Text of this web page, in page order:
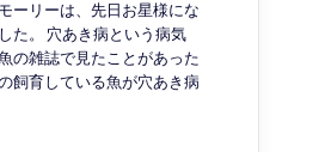
ーリーは、先日お星様にな
た。 穴あき病という病気
の雑誌で見たことがあった
飼育している魚が穴あき病